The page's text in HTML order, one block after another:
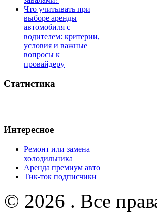
Что учитывать при
выборе аренды
автомобиля с
водителем: критерии,
условия и важные
вопросы к
провайдеру
Статистика
Интересное
Ремонт или замена
холодильника
Аренда премиум авто
Тик-ток подписчики
© 2026 . Все